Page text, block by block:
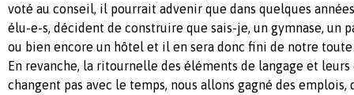
voté au conseil, il pourrait advenir que dans quelques
élu-e-s, décident de construire que sais-je, un gymnase, un
ou bien encore un hôtel et il en sera donc fini de notre
En revanche, la ritournelle des éléments de langage et
changent pas avec le temps, nous allons gagné des emplois,